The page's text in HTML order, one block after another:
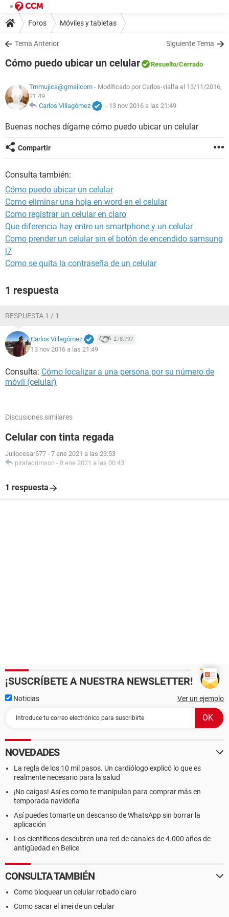
Foros Móviles y tabletas
Tema Anterior Siguiente Tema
Cómo puedo ubicar un celular Resuelto/Cerrado
Tmmujica@gmailcom- Modificado por Carlos-vialfa el 13/11/2016,
21:49
Carlos Villagómez
- 13 nov 2016 a las 21:49
Buenas noches dígame cómo puedo ubicar un celular
Compartir
Consulta también:
Cómo puedo ubicar un celular
Como eliminar una hoja en word en el celular
Como registrar un celular en claro
Que diferencia hay entre un smartphone y un celular
Como prender un celular sin el botón de encendido samsung
j7
Como se quita la contraseña de un celular
1 respuesta
RESPUESTA 1 / 1
Carlos Villagómez 278.797
13 nov 2016 a las 21:49
Consulta: Cómo localizar a una persona por su número de
móvil (celular)
Discusiones similares
Celular con tinta regada
Juliocesar677 - 7 ene 2021 a las 23:53
piratacrimson - 8 ene 2021 a las 00:43
1 respuesta
¡SUSCRÍBETE A NUESTRA NEWSLETTER!
Noticias Ver un ejemplo
NOVEDADES
La regla de los 10 mil pasos. Un cardiólogo explicó lo que es
realmente necesario para la salud
¡No caigas! Así es como te manipulan para comprar más en
temporada navideña
Así puedes tomarte un descanso de WhatsApp sin borrar la
aplicación
Los científicos descubren una red de canales de 4.000 años de
antigüedad en Belice
CONSULTA TAMBIÉN
Como bloquear un celular robado claro
Como sacar el imei de un celular